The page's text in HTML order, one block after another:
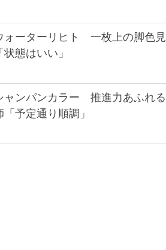
ォーターリヒト 一枚上の脚色見
態はいい」
ャンパンカラー 推進力あふれる
予定通り順調」